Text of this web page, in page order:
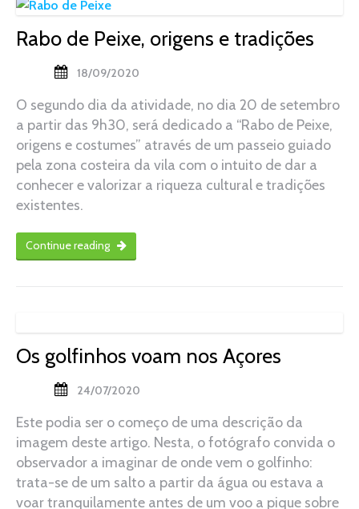
Rabo de Peixe, origens e tradições
18/09/2020
O segundo dia da atividade, no dia 20 de setembro
a partir das 9h30, será dedicado a “Rabo de Peixe,
origens e costumes” através de um passeio guiado
pela zona costeira da vila com o intuito de dar a
conhecer e valorizar a riqueza cultural e tradições
existentes.
Continue reading
Os golfinhos voam nos Açores
24/07/2020
Este podia ser o começo de uma descrição da
imagem deste artigo. Nesta, o fotógrafo convida o
observador a imaginar de onde vem o golfinho:
trata-se de um salto a partir da água ou estava a
voar tranquilamente antes de um voo a pique sobre